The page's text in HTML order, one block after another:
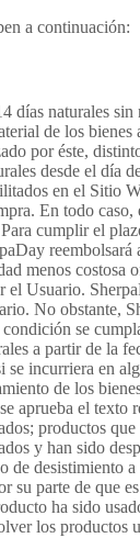
a continuación:
días naturales
de los
por éste,
desde el día
en el Sitio
En todo
cumplir el
menos costosa
el Usuario.
No obstante,
se
a partir de la
incurriera en
de los
aprueba el texto
productos
y han sido
de desistimiento
parte de que
ha sido
los productos